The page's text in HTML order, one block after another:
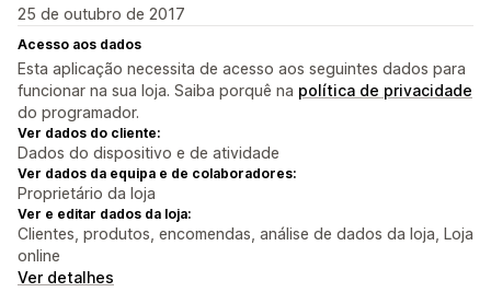
25 de outubro de 2017
Acesso aos dados
Esta aplicação necessita de acesso aos seguintes dados para
funcionar na sua loja. Saiba porquê na política de privacidade
do programador.
Ver dados do cliente:
Dados do dispositivo e de atividade
Ver dados da equipa e de colaboradores:
Proprietário da loja
Ver e editar dados da loja:
Clientes, produtos, encomendas, análise de dados da loja, Loja
online
Ver detalhes